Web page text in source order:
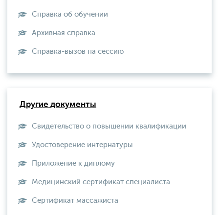
Справка об обучении
Архивная справка
Справка-вызов на сессию
Другие документы
Свидетельство о повышении квалификации
Удостоверение интернатуры
Приложение к диплому
Медицинский сертификат специалиста
Сертификат массажиста